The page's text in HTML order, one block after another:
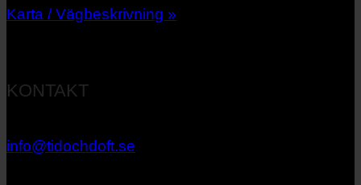
Karta / Vägbeskrivning »
KONTAKT
info@tidochdoft.se